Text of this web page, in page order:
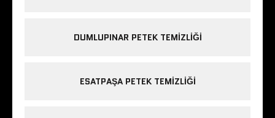
DUMLUPINAR PETEK TEMIZLIĞI
ESATPAŞA PETEK TEMIZLIĞI